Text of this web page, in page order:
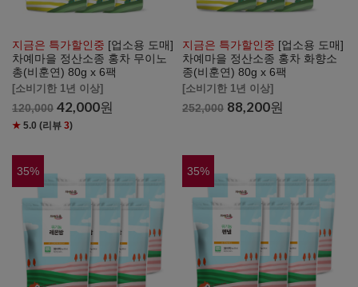
지금은 특가할인중 [업소용 도매]
차예마을 정산소종 홍차 무이노
총(비훈연) 80g x 6팩
[소비기한 1년 이상]
120,000 42,000원
★ 5.0 (리뷰 3)
지금은 특가할인중 [업소용 도매]
차예마을 정산소종 홍차 화향소
종(비훈연) 80g x 6팩
[소비기한 1년 이상]
252,000 88,200원
35% 35%